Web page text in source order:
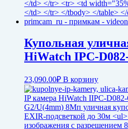
Купольная
HiWatch IPC-
23,090.00₽ В корзину